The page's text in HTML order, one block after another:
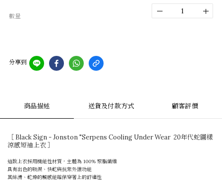
數量
分享到
商品描述 送貨及付款方式 顧客評價
［ Black Sign - Jonston "Serpens Cooling Under Wear 20年代蛇圖樣
涼感短袖上衣 ］
這款上衣採用機能性材質，主體為 100% 聚脂纖維
具有出色的吸濕、快乾與抗紫外線功能
其絲滑、乾燥的觸感能確保穿著上的舒適性